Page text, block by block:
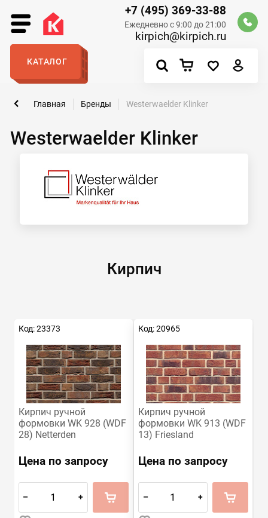
+7 (495) 369-33-88
Ежедневно с 9:00 до 21:00
kirpich@kirpich.ru
КАТАЛОГ
Westerwaelder Klinker
Главная Бренды Westerwaelder Klinker
Кирпич
Код: 23373
Кирпич ручной
формовки WK 928 (WDF
28) Netterden
Цена по запросу
– +
Код: 20965
Кирпич ручной
формовки WK 913 (WDF
13) Friesland
Цена по запросу
– +